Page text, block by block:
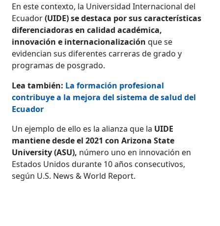
En este contexto, la Universidad Internacional del
Ecuador(UIDE) se destaca por sus características
diferenciadoras en calidad académica,
innovación e internacionalizaciónque se
evidencian sus diferentes carreras de grado y
programas de posgrado.
Lea también: La formación profesional
contribuye a la mejora del sistema de salud del
Ecuador
Un ejemplo de ello es la alianza que la UIDE
mantiene desde el 2021 con Arizona State
University (ASU), número uno en innovación en
Estados Unidos durante 10 años consecutivos,
según U.S. News & World Report.